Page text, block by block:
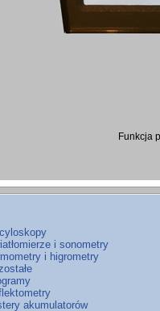
Funkcja
i sonometry
i higrometry
akumulatorów